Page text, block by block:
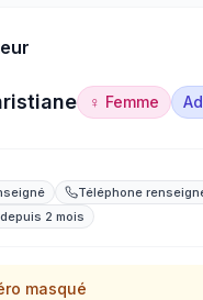
♀ Femme
Téléphone
2 mois
masqué